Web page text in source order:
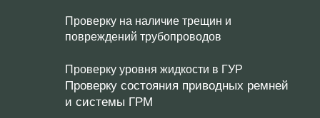
Проверку на наличие трещин и
повреждений трубопроводов
Проверку уровня жидкости в ГУР
Проверку состояния приводных ремней
и системы ГРМ